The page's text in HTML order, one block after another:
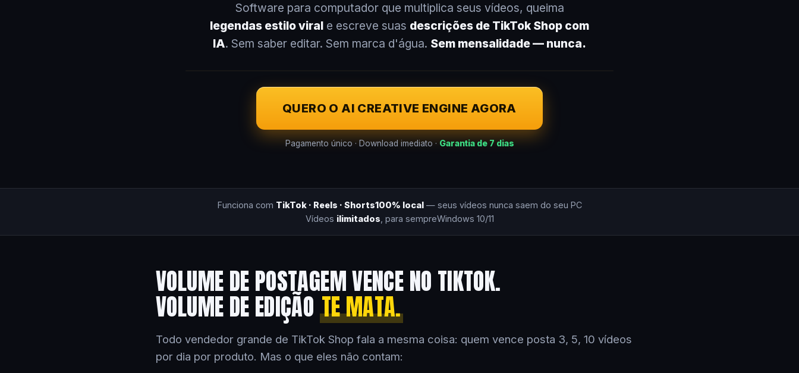
Software para computador que multiplica seus vídeos, queima
legendas estilo viral e escreve suas descrições de TikTok Shop com
IA. Sem saber editar. Sem marca d'água. Sem mensalidade — nunca.
QUERO O AI CREATIVE ENGINE AGORA
Pagamento único · Download imediato · Garantia de 7 dias
Funciona com TikTok · Reels · Shorts100% local— seus vídeos nunca saem do seu PC
Vídeos ilimitados , para sempreWindows 10/11
VOLUME DE POSTAGEM VENCE NO TIKTOK.
VOLUME DE EDIÇÃO TE MATA.
Todo vendedor grande de TikTok Shop fala a mesma coisa: quem vence posta 3, 5, 10 vídeos
por dia por produto. Mas o que eles não contam: